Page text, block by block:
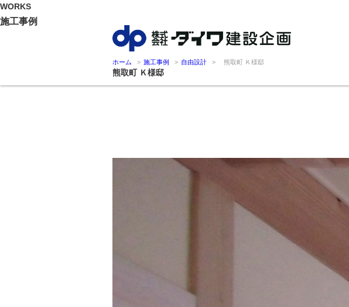
WORKS
施工事例
ホーム 施工事例 自由設計 熊取町 Ｋ様邸
熊取町 Ｋ様邸